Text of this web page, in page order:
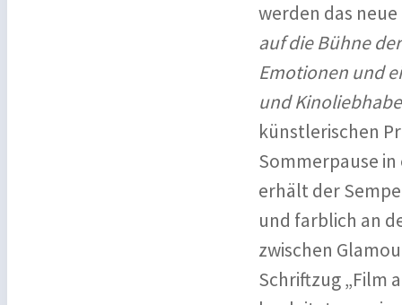
werden das
auf die Bühne
Emotionen und
und
künstlerischen
Sommerpause
erhält der
und farblich an
zwischen
Schriftzug „Film